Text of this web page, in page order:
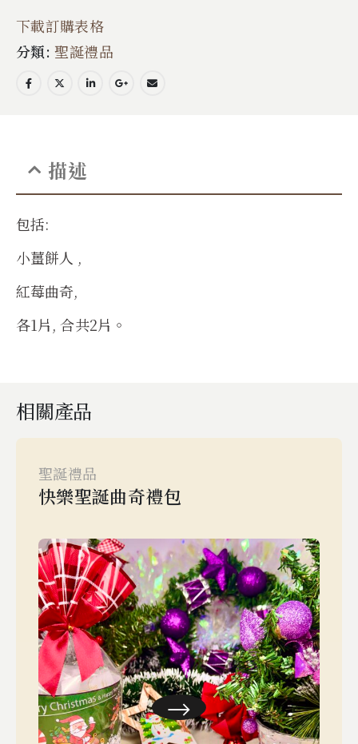
下載訂購表格
分類:聖誕禮品
描述
包括:
小薑餅人 ,
紅莓曲奇,
各1片, 合共2片。
相關產品
聖誕禮品
快樂聖誕曲奇禮包